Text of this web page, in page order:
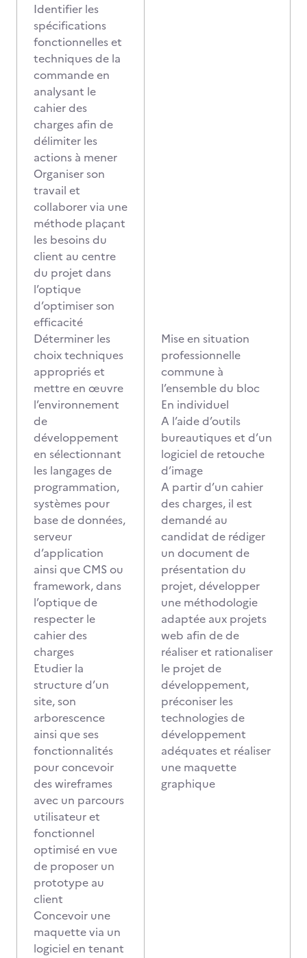
Identifier les
spécifications
fonctionnelles et
techniques de la
commande en
analysant le
cahier des
charges afin de
délimiter les
actions à mener
Organiser son
travail et
collaborer via une
méthode plaçant
les besoins du
client au centre
du projet dans
l’optique
d’optimiser son
efficacité
Déterminer les
choix techniques
appropriés et
mettre en œuvre
l’environnement
de
développement
en sélectionnant
les langages de
programmation,
systèmes pour
base de données,
serveur
d’application
ainsi que CMS ou
framework, dans
l’optique de
respecter le
cahier des
charges
Etudier la
structure d’un
site, son
arborescence
ainsi que ses
fonctionnalités
pour concevoir
des wireframes
avec un parcours
utilisateur et
fonctionnel
optimisé en vue
de proposer un
prototype au
client
Concevoir une
maquette via un
logiciel en tenant
Mise en situation
professionnelle
commune à
l’ensemble du bloc
En individuel
A l’aide d’outils
bureautiques et d’un
logiciel de retouche
d’image
A partir d’un cahier
des charges, il est
demandé au
candidat de rédiger
un document de
présentation du
projet, développer
une méthodologie
adaptée aux projets
web afin de de
réaliser et rationaliser
le projet de
développement,
préconiser les
technologies de
développement
adéquates et réaliser
une maquette
graphique